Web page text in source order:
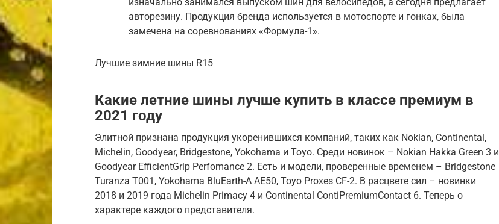
изначально занимался выпуском шин для велосипедов, а сегодня предлагает
авторезину. Продукция бренда используется в мотоспорте и гонках, была
замечена на соревнованиях «Формула-1».
Лучшие зимние шины R15
Какие летние шины лучше купить в классе премиум в
2021 году
Элитной признана продукция укоренившихся компаний, таких как Nokian, Continental,
Michelin, Goodyear, Bridgestone, Yokohama и Toyo. Среди новинок – Nokian Hakka Green 3 и
Goodyear EfficientGrip Perfomance 2. Есть и модели, проверенные временем – Bridgestone
Turanza T001, Yokohama BluEarth-A AE50, Toyo Proxes CF-2. В расцвете сил – новинки
2018 и 2019 года Michelin Primacy 4 и Continental ContiPremiumContact 6. Теперь о
характере каждого представителя.